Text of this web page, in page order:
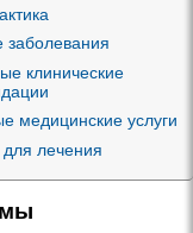
..показать
Запись
заболевания
клинические
медицинские услуги
для лечения